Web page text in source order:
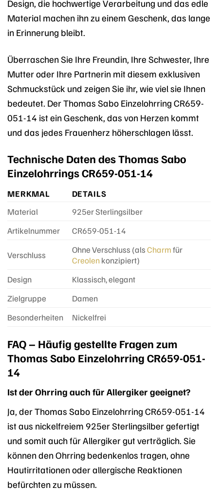
Design, die hochwertige Verarbeitung und das edle
Material machen ihn zu einem Geschenk, das lange
in Erinnerung bleibt.
Überraschen Sie Ihre Freundin, Ihre Schwester, Ihre
Mutter oder Ihre Partnerin mit diesem exklusiven
Schmuckstück und zeigen Sie ihr, wie viel sie Ihnen
bedeutet. Der Thomas Sabo Einzelohrring CR659-
051-14 ist ein Geschenk, das von Herzen kommt
und das jedes Frauenherz höherschlagen lässt.
Technische Daten des Thomas Sabo
Einzelohrrings CR659-051-14
MERKMAL
DETAILS
Material
925er Sterlingsilber
Artikelnummer
CR659-051-14
Verschluss Ohne Verschluss (alsCharmfür
Creolenkonzipiert)
Design
Klassisch, elegant
Zielgruppe
Damen
Besonderheiten
Nickelfrei
FAQ – Häufig gestellte Fragen zum
Thomas Sabo Einzelohrring CR659-051-
14
Ist der Ohrring auch für Allergiker geeignet?
Ja, der Thomas Sabo Einzelohrring CR659-051-14
ist aus nickelfreiem 925er Sterlingsilber gefertigt
und somit auch für Allergiker gut verträglich. Sie
können den Ohrring bedenkenlos tragen, ohne
Hautirritationen oder allergische Reaktionen
befürchten zu müssen.